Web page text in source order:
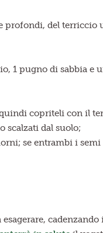
del terriccio
1 pugno di sabbia e
copriteli con il
scalzati dal suolo;
se entrambi i